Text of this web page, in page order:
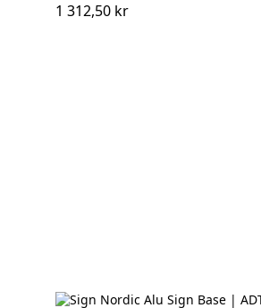
1 312,50 kr